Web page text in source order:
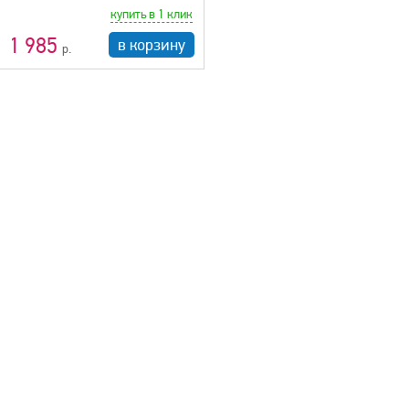
1 985
купить в 1 клик
в корзину